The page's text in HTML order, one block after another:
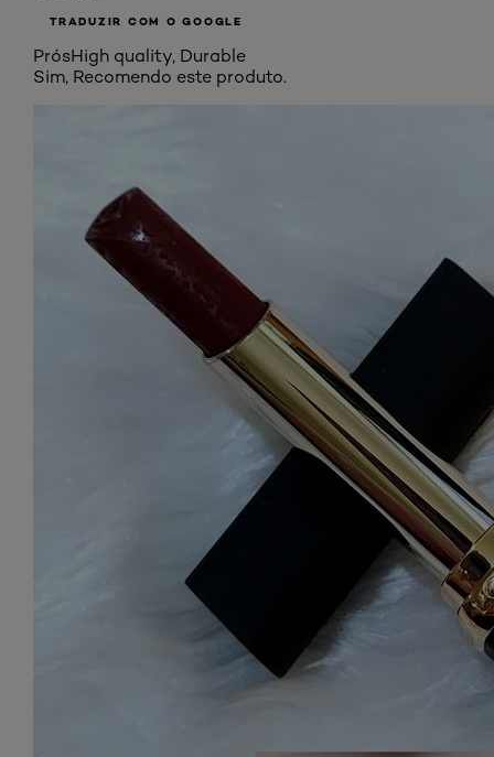
TRADUZIR COM O GOOGLE
PrósHigh quality, Durable
Sim, Recomendo este produto.